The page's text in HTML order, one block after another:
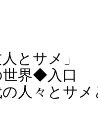
とサメ」
世界◆入口
の人々とサ